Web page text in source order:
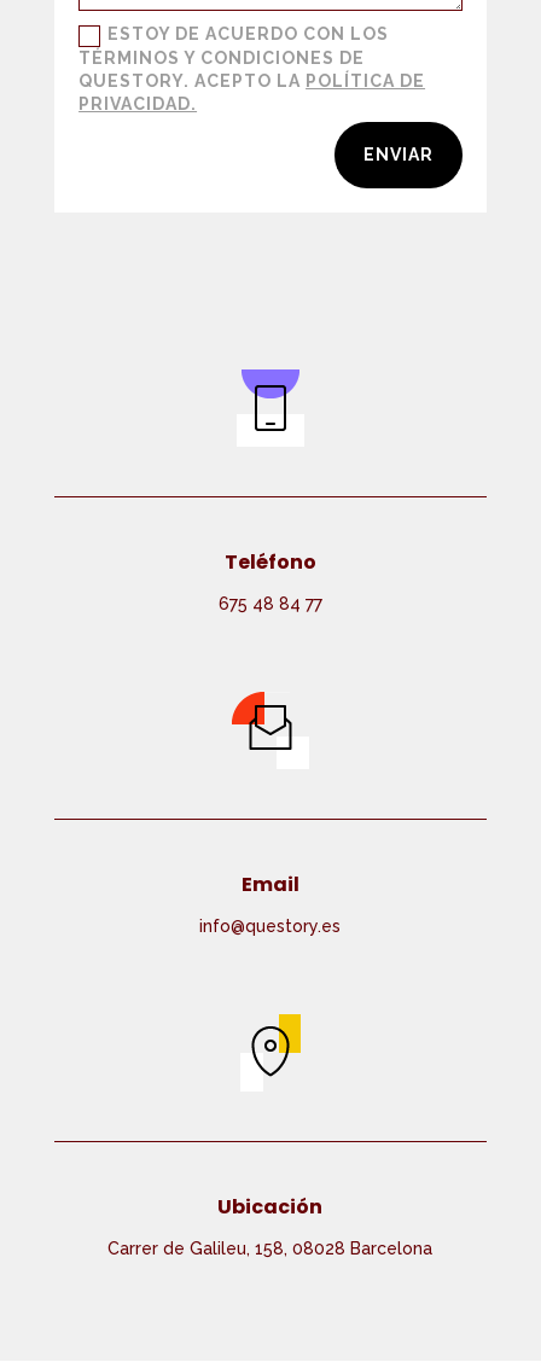
ESTOY DE ACUERDO CON LOS
TÉRMINOS Y CONDICIONES DE
QUESTORY. ACEPTO LA POLÍTICA DE
PRIVACIDAD.
ENVIAR
Teléfono
675 48 84 77
Email
info@questory.es
Ubicación
Carrer de Galileu, 158, 08028 Barcelona